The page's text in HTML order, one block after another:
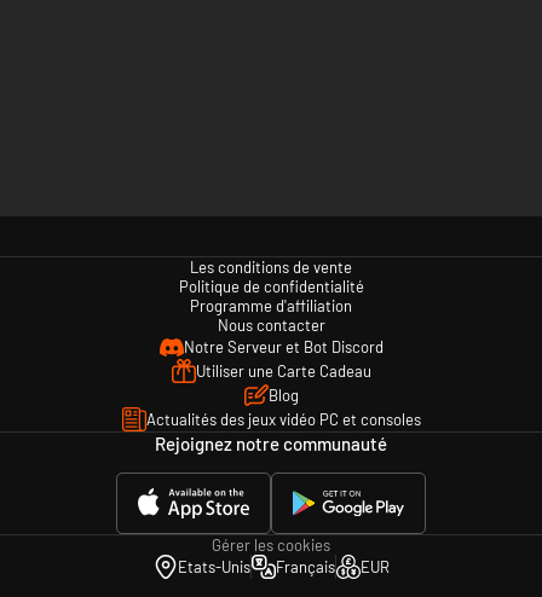
Les conditions de vente
Politique de confidentialité
Programme d'affiliation
Nous contacter
Notre Serveur et Bot Discord
Utiliser une Carte Cadeau
Blog
Actualités des jeux vidéo PC et consoles
Rejoignez notre communauté
Gérer les cookies
Etats-Unis
Français EUR